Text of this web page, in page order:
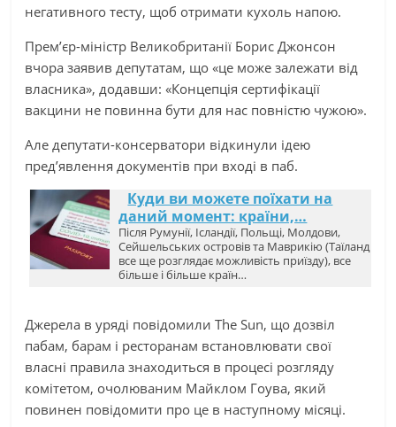
негативного тесту, щоб отримати кухоль напою.
Прем’єр-міністр Великобританії Борис Джонсон
вчора заявив депутатам, що «це може залежати від
власника», додавши: «Концепція сертифікації
вакцини не повинна бути для нас повністю чужою».
Але депутати-консерватори відкинули ідею
пред’явлення документів при вході в паб.
Куди ви можете поїхати на
даний момент: країни,…
Після Румунії, Ісландії, Польщі, Молдови,
Сейшельських островів та Маврикію (Таїланд
все ще розглядає можливість приїзду), все
більше і більше країн…
Джерела в уряді повідомили The Sun, що дозвіл
пабам, барам і ресторанам встановлювати свої
власні правила знаходиться в процесі розгляду
комітетом, очолюваним Майклом Гоува, який
повинен повідомити про це в наступному місяці.